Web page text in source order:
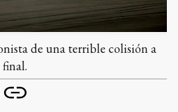
de una terrible colisión a